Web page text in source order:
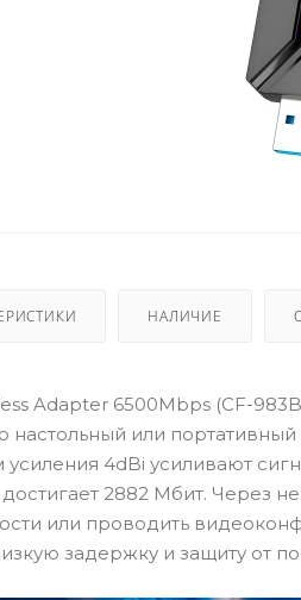
НАЛИЧИЕ
Adapter 6500Mbps (CF-
настольный или
4dBi усиливают
2882 Мбит. Через
или проводить
задержку и защиту от